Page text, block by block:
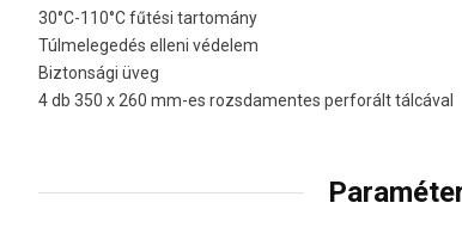
30°C-110°C fűtési tartomány
Túlmelegedés elleni védelem
Biztonsági üveg
4 db 350 x 260 mm-es rozsdamentes perforált tálcával